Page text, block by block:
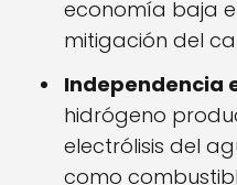
economía baja
mitigación del
Independencia
hidrógeno
electrólisis del
como